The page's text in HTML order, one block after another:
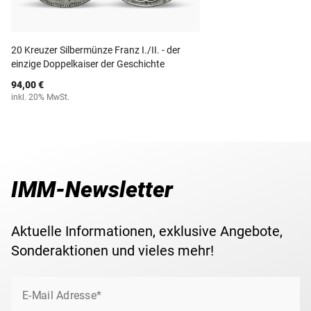
und sichern Sie sich einen fast 2.000 Jahre alten
Maße 20,00 mm
Gewicht 0,01 g
Lieferzeit
20 Kreuzer Silbermünze Franz I./II. - der
einzige Doppelkaiser der Geschichte
94,00 €
inkl. 20% MwSt.
IMM-Newsletter
Aktuelle Informationen, exklusive Angebote,
Sonderaktionen und vieles mehr!
E-Mail Adresse*